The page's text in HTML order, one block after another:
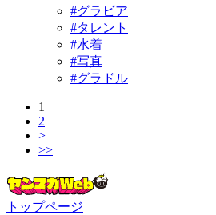
#グラビア
#タレント
#水着
#写真
#グラドル
1
2
>
>>
トップページ